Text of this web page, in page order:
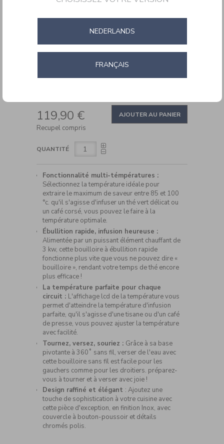
Multi-
Inox
electrique-
multi-
temperatures-
inox-
ADD
TO
CART
PRODUCT
ACTIONS
119,90 €
Recupel compris
QUANTITÉ
AJOUTER AU PANIER
Fonctionnalité multi-témpératures :
Sélectionnez la température idéale pour
extraire le maximum de saveur entre 85 et 100
°c. qu'il s'agisse d'infuser un thé vert délicat ou
un café corsé, vous pouvez le faire à la
température optimale.
Ébullition rapide, infusion heureuse :
Alimentée par un puissant élément chauffant de
3 kw, cette bouilloire à ébullition rapide
fonctionne plus vite que vous ne pouvez dire «
bouilloire », rendant votre temps de thé encore
plus efficace !
La température parfaite pour chaque
circuit : L'affichage lcd de la température vous
permet d'atteindre la température d'infusion
parfaite, qu'il s'agisse d'une tisane ou d'un café
de presse, vous pouvez ajuster la température
avec facilité.
Tournez, versez, souriez : Grâce à sa base
pivotante à 360˚ sans fil, verser de l'eau avec
cette bouilloire sans fil est facile pour les
gauchers comme pour les droitiers. préparez-
vous à tourner et à verser avec joie !
Design raffiné et élégant : Ajoutez une
touche de sophistication à votre cuisine avec
cette pièce d'exception, en finition Inox, avec
couvercle à bouton-poussoir et détails
chromés polis.
NEDERLANDS
FRANÇAIS